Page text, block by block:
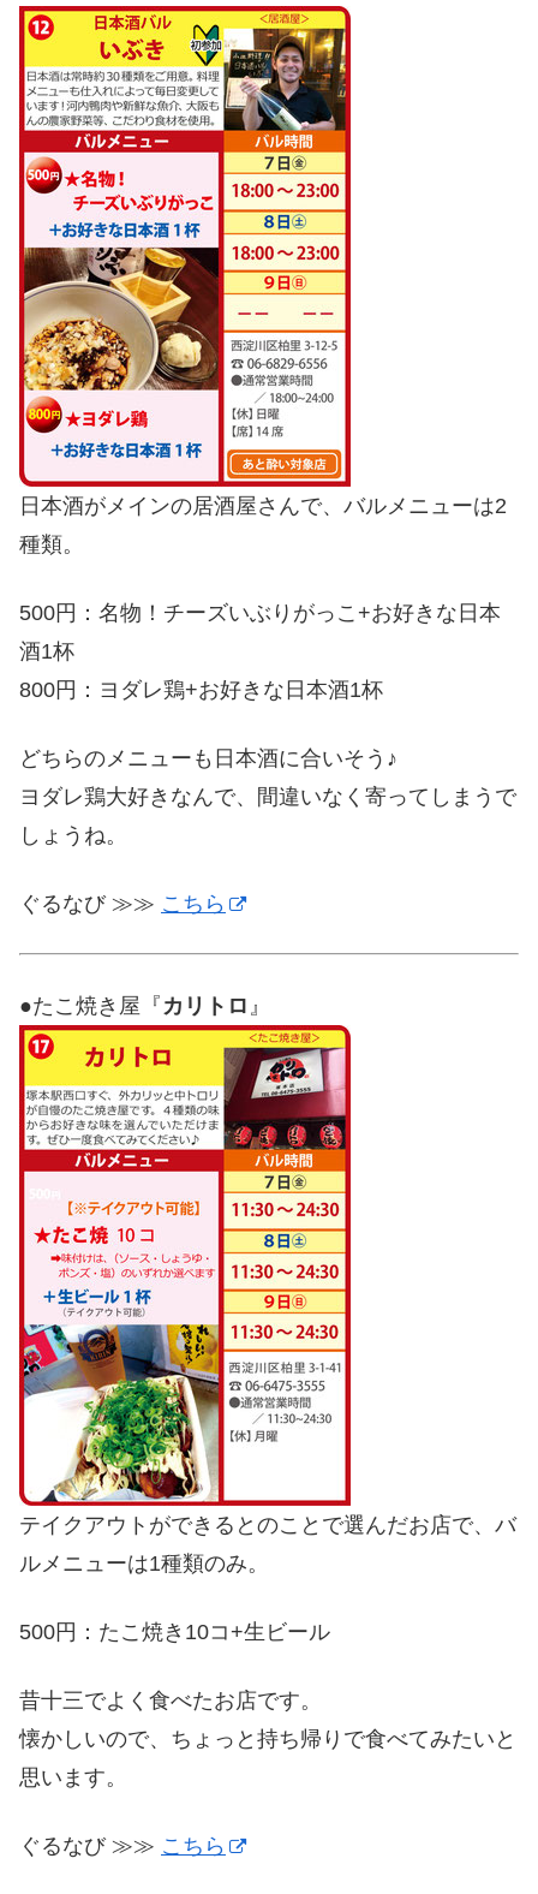
日本酒がメインの居酒屋さんで、バルメニューは2
種類。
500円：名物！チーズいぶりがっこ+お好きな日本
酒1杯
800円：ヨダレ鶏+お好きな日本酒1杯
どちらのメニューも日本酒に合いそう♪
ヨダレ鶏大好きなんで、間違いなく寄ってしまうで
しょうね。
ぐるなび ≫≫ こちら
●たこ焼き屋『 カリトロ 』
テイクアウトができるとのことで選んだお店で、バ
ルメニューは1種類のみ。
500円：たこ焼き10コ+生ビール
昔十三でよく食べたお店です。
懐かしいので、ちょっと持ち帰りで食べてみたいと
思います。
ぐるなび ≫≫ こちら